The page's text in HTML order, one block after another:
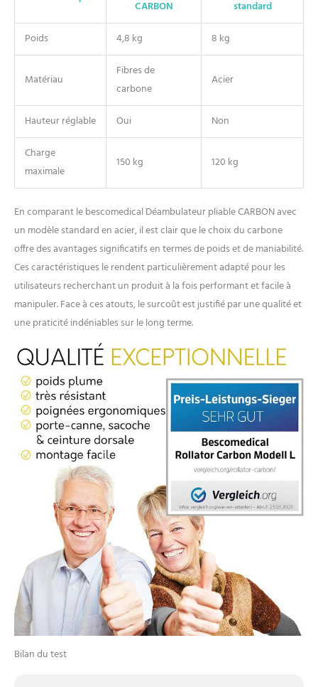
CARBON
standard
Poids
4,8 kg 8 kg
Matériau
Fibres de
carbone
Acier
Hauteur réglable Oui
Non
Charge
maximale
150 kg 120 kg
En comparant le bescomedical Déambulateur pliable CARBON avec
un modèle standard en acier, il est clair que le choix du carbone
offre des avantages significatifs en termes de poids et de maniabilité.
Ces caractéristiques le rendent particulièrement adapté pour les
utilisateurs recherchant un produit à la fois performant et facile à
manipuler. Face à ces atouts, le surcoût est justifié par une qualité et
une praticité indéniables sur le long terme.
Bilan du test